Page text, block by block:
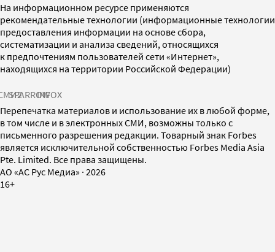
На информационном ресурсе применяются
рекомендательные технологии (информационные технологии
предоставления информации на основе сбора,
систематизации и анализа сведений, относящихся
к предпочтениям пользователей сети «Интернет»,
находящихся на территории Российской Федерации)
SPARROWINFOX
Перепечатка материалов и использование их в любой форме,
в том числе и в электронных СМИ, возможны только с
письменного разрешения редакции. Товарный знак Forbes
является исключительной собственностью Forbes Media Asia
Pte. Limited. Все права защищены.
AO «АС Рус Медиа» · 2026
16+